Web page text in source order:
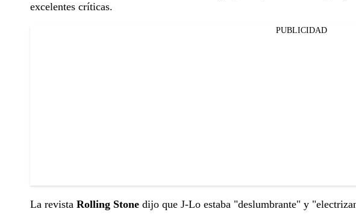
excelentes críticas.
PUBLICIDAD
La revista Rolling Stone dijo que J-Lo estaba "deslumbrante" y